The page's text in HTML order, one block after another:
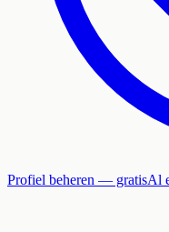
Profiel beheren — gratisAl